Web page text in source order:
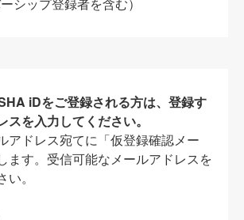
iDをご登録される方は、登録す
スを入力してください。
アドレス宛てに「仮登録確認メー
ます。受信可能なメールアドレスを
。